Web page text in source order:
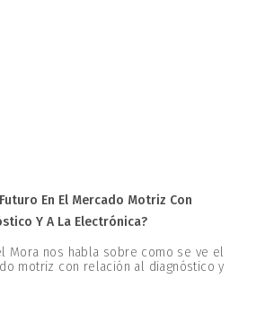
En El Mercado Motriz Con
Y A La Electrónica?
Mora nos habla sobre como se ve el
motriz con relación al diagnóstico y